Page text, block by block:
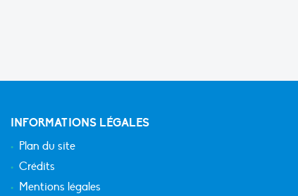
INFORMATIONS LÉGALES
Plan du site
Crédits
Mentions légales